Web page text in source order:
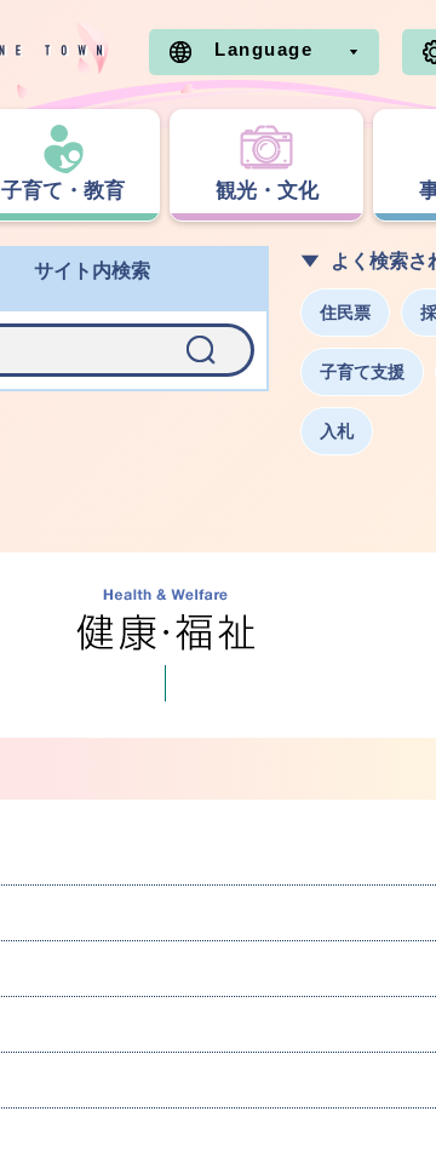
Language
子育て・教育 観光・文化
サイト内検索 よく検索さ
住民票
子育て支援
入札